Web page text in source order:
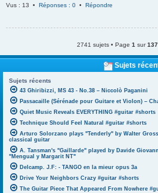
Vus : 13 • Réponses : 0 • Répondre
2741 sujets • Page 1 sur
Sujets
Sujets récents
43 Ghiribizzi, MS 43 - No.38 – Niccolò Paganini
Passacaille (Sérénade pour Guitare et Violon) –
Quiet Music Reveals EVERYTHING #guitar #shorts
Technique Should Feel Natural #guitar #shorts
Arturo Solorzano plays "Tenderly" by Walter
classical guitar
A. Tansman's "Gaillarde" played by Davide
"Mengual y Margarit NT"
Delcamp. J.F: - TANGO en la mieur opus 3a
Drive Your Neighbors Crazy #guitar #shorts
The Guitar Piece That Appeared From Nowhere